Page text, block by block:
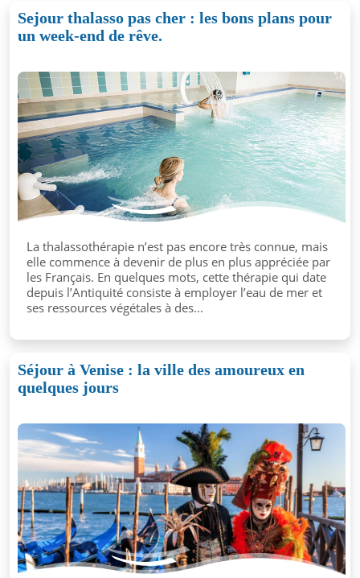
Sejour thalasso pas cher : les bons plans pour
un week-end de rêve.
La thalassothérapie n’est pas encore très connue, mais
elle commence à devenir de plus en plus appréciée par
les Français. En quelques mots, cette thérapie qui date
depuis l’Antiquité consiste à employer l’eau de mer et
ses ressources végétales à des...
Séjour à Venise : la ville des amoureux en
quelques jours